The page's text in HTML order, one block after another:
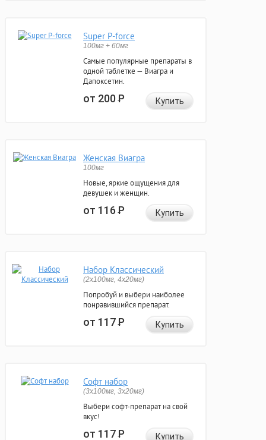
Super P-force
100мг + 60мг
Самые популярные препараты в
одной таблетке — Виагра и
Дапоксетин.
от 200Р Купить
Женская Виагра
100мг
Новые, яркие ощущения для
девушек и женщин.
от 116Р Купить
Набор Классический
(2x100мг, 4x20мг)
Попробуй и выбери наиболее
понравившийся препарат.
от 117Р Купить
Софт набор
(3x100мг, 3x20мг)
Выбери софт-препарат на свой
вкус!
от 117Р Купить